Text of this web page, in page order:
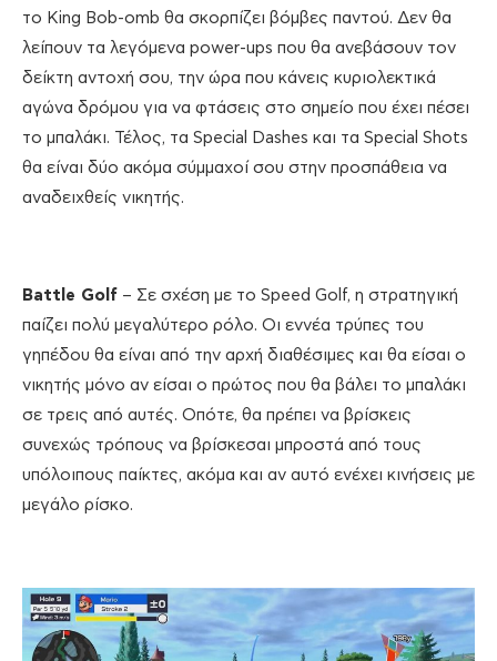
το King Bob-omb θα σκορπίζει βόμβες παντού. Δεν θα
λείπουν τα λεγόμενα power-ups που θα ανεβάσουν τον
δείκτη αντοχή σου, την ώρα που κάνεις κυριολεκτικά
αγώνα δρόμου για να φτάσεις στο σημείο που έχει πέσει
το μπαλάκι. Τέλος, τα Special Dashes και τα Special Shots
θα είναι δύο ακόμα σύμμαχοί σου στην προσπάθεια να
αναδειχθείς νικητής.
Battle Golf – Σε σχέση με το Speed Golf, η στρατηγική
παίζει πολύ μεγαλύτερο ρόλο. Οι εννέα τρύπες του
γηπέδου θα είναι από την αρχή διαθέσιμες και θα είσαι ο
νικητής μόνο αν είσαι ο πρώτος που θα βάλει το μπαλάκι
σε τρεις από αυτές. Οπότε, θα πρέπει να βρίσκεις
συνεχώς τρόπους να βρίσκεσαι μπροστά από τους
υπόλοιπους παίκτες, ακόμα και αν αυτό ενέχει κινήσεις με
μεγάλο ρίσκο.